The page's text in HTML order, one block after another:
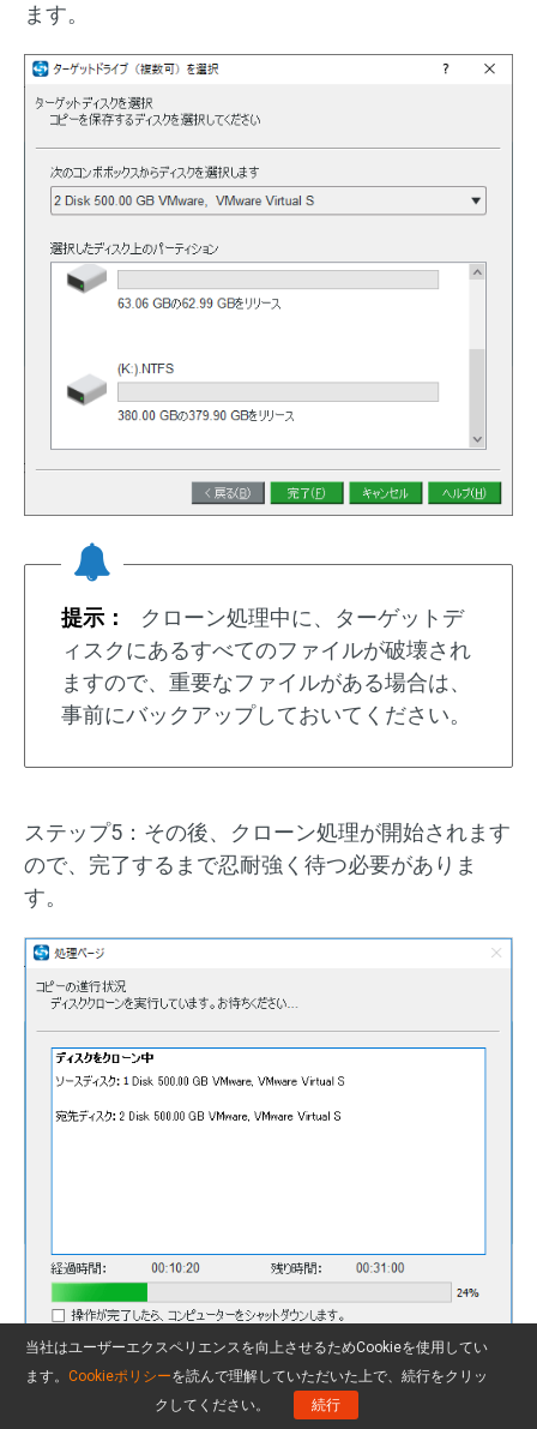
ます。
提示：
クローン処理中に、ターゲットデ
ィスクにあるすべてのファイルが破壊され
ますので、重要なファイルがある場合は、
事前にバックアップしておいてください。
ステップ5：その後、クローン処理が開始されます
ので、完了するまで忍耐強く待つ必要がありま
す。
当社はユーザーエクスペリエンスを向上させるためCookieを使用してい
ます。 Cookieポリシーを読んで理解していただいた上で、続行をクリッ
クしてください。
続行